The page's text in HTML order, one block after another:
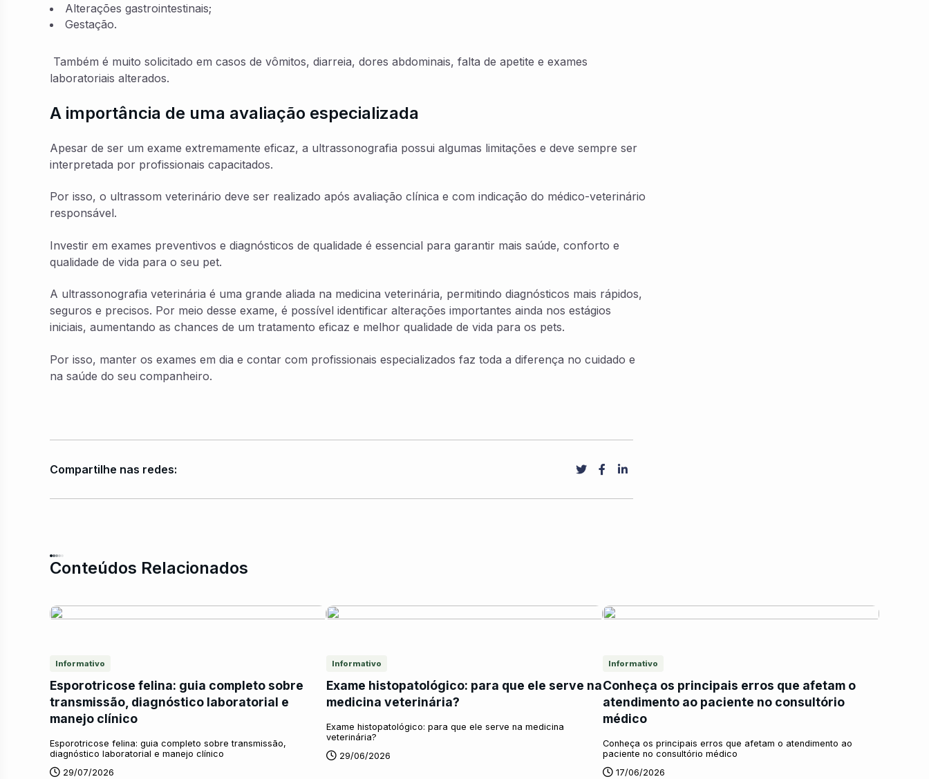
Alterações gastrointestinais;
Gestação.
Também é muito solicitado em casos de vômitos, diarreia, dores abdominais, falta de apetite e exames
laboratoriais alterados.
A importância de uma avaliação especializada
Apesar de ser um exame extremamente eficaz, a ultrassonografia possui algumas limitações e deve sempre ser
interpretada por profissionais capacitados.
Por isso, o ultrassom veterinário deve ser realizado após avaliação clínica e com indicação do médico-veterinário
responsável.
Investir em exames preventivos e diagnósticos de qualidade é essencial para garantir mais saúde, conforto e
qualidade de vida para o seu pet.
A ultrassonografia veterinária é uma grande aliada na medicina veterinária, permitindo diagnósticos mais rápidos,
seguros e precisos. Por meio desse exame, é possível identificar alterações importantes ainda nos estágios
iniciais, aumentando as chances de um tratamento eficaz e melhor qualidade de vida para os pets.
Por isso, manter os exames em dia e contar com profissionais especializados faz toda a diferença no cuidado e
na saúde do seu companheiro.
Compartilhe nas redes:
Conteúdos Relacionados
Informativo
Esporotricose felina: guia completo sobre
transmissão, diagnóstico laboratorial e
manejo clínico
Esporotricose felina: guia completo sobre transmissão,
diagnóstico laboratorial e manejo clínico
29/07/2026
Informativo
Exame histopatológico: para que ele serve na
medicina veterinária?
Exame histopatológico: para que ele serve na medicina
veterinária?
29/06/2026
Informativo
Conheça os principais erros que afetam o
atendimento ao paciente no consultório
médico
Conheça os principais erros que afetam o atendimento ao
paciente no consultório médico
17/06/2026